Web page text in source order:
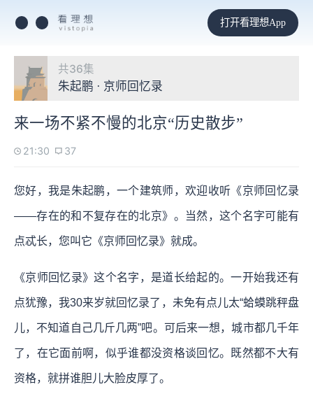
打开看理想App
共36集
朱起鹏 · 京师回忆录
来一场不紧不慢的北京“历史散步”
21:30 37
您好，我是朱起鹏，一个建筑师，欢迎收听《京师回忆录
——存在的和不复存在的北京》。当然，这个名字可能有
点忒长，您叫它《京师回忆录》就成。
《京师回忆录》这个名字，是道长给起的。一开始我还有
点犹豫，我30来岁就回忆录了，未免有点儿太“蛤蟆跳秤盘
儿，不知道自己几斤几两”吧。可后来一想，城市都几千年
了，在它面前啊，似乎谁都没资格谈回忆。既然都不大有
资格，就拼谁胆儿大脸皮厚了。